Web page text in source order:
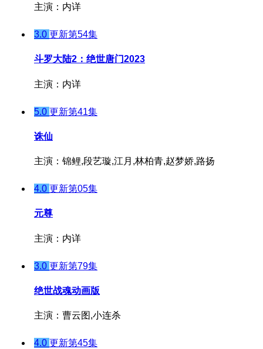
主演：内详
3.0 更新第54集
斗罗大陆2：绝世唐门2023
主演：内详
5.0 更新第41集
诛仙
主演：锦鲤,段艺璇,江月,林柏青,赵梦娇,路扬
4.0 更新第05集
元尊
主演：内详
3.0 更新第79集
绝世战魂动画版
主演：曹云图,小连杀
4.0 更新第45集